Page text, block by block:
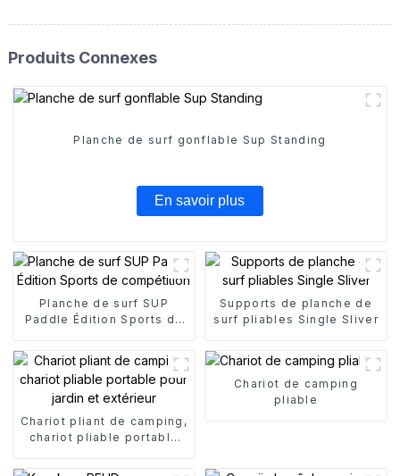
Produits Connexes
Planche de surf gonflable Sup Standing
En savoir plus
Planche de surf SUP
Paddle Édition Sports de
Supports de planche de
surf pliables Single Sliver
Chariot pliant de camping,
chariot pliable portable
Chariot de camping
pliable